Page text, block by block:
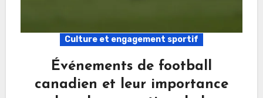
Culture et engagement sportif
Événements de football
canadien et leur importance